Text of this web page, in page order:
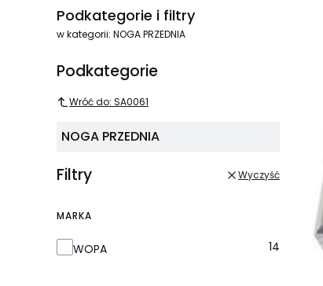
Podkategorie i filtry
w kategorii: NOGA PRZEDNIA
Podkategorie
Wróć do: SA0061
NOGA PRZEDNIA
Filtry Wyczyść
MARKA
Marka
WOPA 14